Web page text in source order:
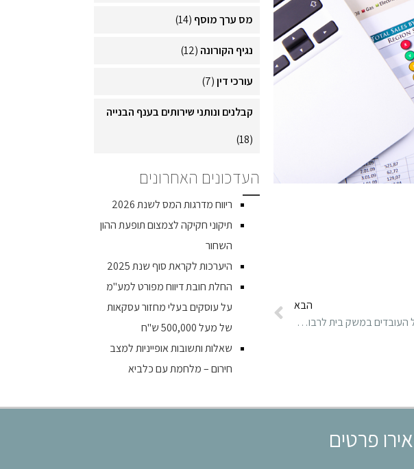
הבא
מדוע חובה לשמור על זכויותיהם של העובדים במשק בית לרבות תשלומים לפנסיה
מס ערך מוסף (14)
נגיף הקורונה (12)
עורכי דין(7)
קבלנים ונותני שירותים בענף הבנייה
(18)
העדכונים האחרונים
ריווח מדרגות המס לשנת 2026
תיקוני חקיקה לצמצום תופעת ההון
השחור
היערכות לקראת סוף שנת 2025
החלת חובת דיווח מפורט למע"מ
על עוסקים בעלי מחזור עסקאות
של מעל 500,000 ש"ח
שאלות ותשובות אופייניות למצב
חירום – מלחמת עם כלביא
פרטים